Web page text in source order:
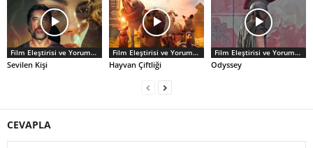
Film Eleştirisi ve Yorumlar
Sevilen Kişi
Film Eleştirisi ve Yorumlar
Hayvan Çiftliği
Film Eleştirisi ve Yorumlar
Odyssey
CEVAPLA